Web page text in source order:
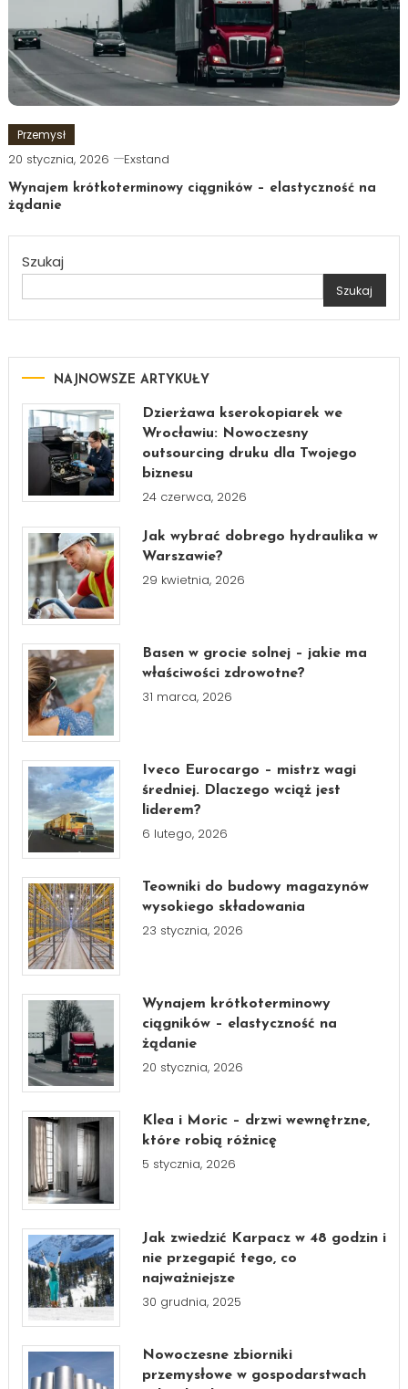
Przemysł
20 stycznia, 2026 Exstand
Wynajem krótkoterminowy ciągników – elastyczność na
żądanie
Szukaj
Szukaj
NAJNOWSZE ARTYKUŁY
Dzierżawa kserokopiarek we
Wrocławiu: Nowoczesny
outsourcing druku dla Twojego
biznesu
24 czerwca, 2026
Jak wybrać dobrego hydraulika w
Warszawie?
29 kwietnia, 2026
Basen w grocie solnej – jakie ma
właściwości zdrowotne?
31 marca, 2026
Iveco Eurocargo – mistrz wagi
średniej. Dlaczego wciąż jest
liderem?
6 lutego, 2026
Teowniki do budowy magazynów
wysokiego składowania
23 stycznia, 2026
Wynajem krótkoterminowy
ciągników – elastyczność na
żądanie
20 stycznia, 2026
Klea i Moric – drzwi wewnętrzne,
które robią różnicę
5 stycznia, 2026
Jak zwiedzić Karpacz w 48 godzin i
nie przegapić tego, co
najważniejsze
30 grudnia, 2025
Nowoczesne zbiorniki
przemysłowe w gospodarstwach